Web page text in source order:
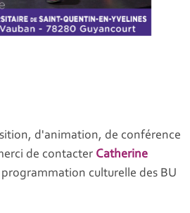
d'animation, de conférence
de contacter Catherine
culturelle des BU